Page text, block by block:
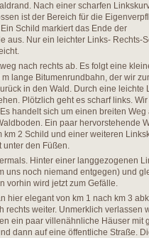
Nach einer scharfen
ist der Bereich für die
Schild markiert das Ende der
aus. Nur ein leichter Links- Rechts-
nach rechts ab. Es folgt eine
lange Bitumenrundbahn, der wir
in den Wald. Durch eine leichte
Plötzlich geht es scharf links.
handelt sich um einen breiten Weg
Ein paar hervorstehende
2 Schild und einer weiteren
unter den Füßen.
Hinter einer langgezogenen
uns noch niemand entgegen) und
vorhin wird jetzt zum Gefälle.
hier elegant von km 1 nach km 3
rechts weiter. Unmerklich verlassen
ein paar villenähnliche Häuser mit
dann auf eine öffentliche Straße.